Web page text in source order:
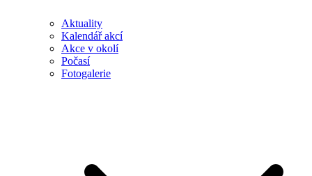
Aktuality
Kalendář akcí
Akce v okolí
Počasí
Fotogalerie